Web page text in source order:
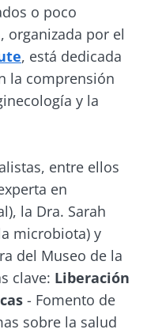
o poco
organizada por el
, está dedicada
la comprensión
y la
entre ellos
en
la Dra. Sarah
microbiota) y
del Museo de la
clave: Liberación
- Fomento de
sobre la salud